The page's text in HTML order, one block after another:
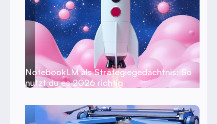
NotebookLM als Strategiegedächtnis: So
nutzt du es 2026 richtig